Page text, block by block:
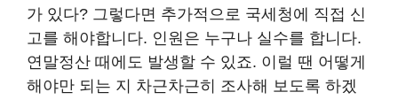
가 있다? 그렇다면 추가적으로 국세청에 직접 신
고를 해야합니다. 인원은 누구나 실수를 합니다.
연말정산 때에도 발생할 수 있죠. 이럴 땐 어떻게
해야만 되는 지 차근차근히 조사해 보도록 하겠